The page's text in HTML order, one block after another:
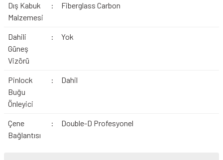
Dış Kabuk
Malzemesi
: Fiberglass Carbon
Dahili
Güneş
Vizörü
: Yok
Pinlock
Buğu
Önleyici
: Dahil
Çene
Bağlantısı
: Double-D Profesyonel